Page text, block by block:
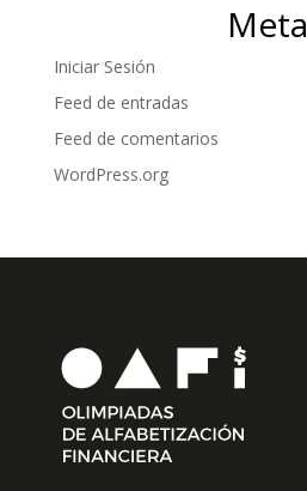
Meta
Iniciar Sesión
Feed de entradas
Feed de comentarios
WordPress.org